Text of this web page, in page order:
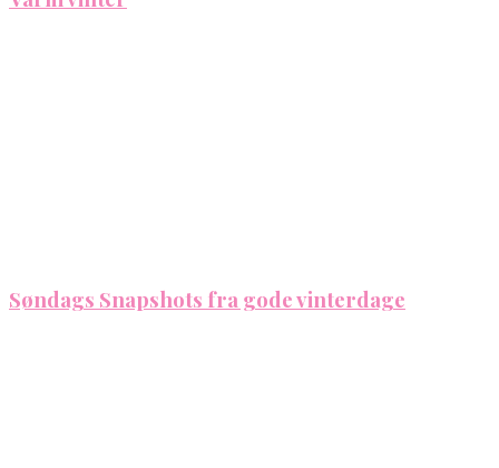
Søndags Snapshots fra gode vinterdage